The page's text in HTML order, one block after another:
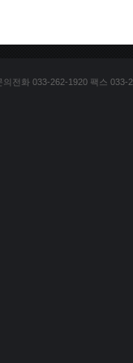
전화 033-262-1920 팩스 033-